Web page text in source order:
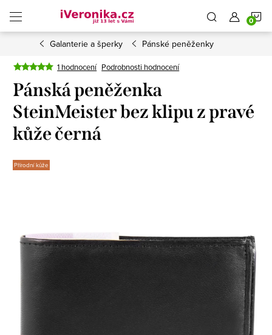
obsah
Galanterie a šperky Pánské peněženky
1 hodnocení Podrobnosti hodnocení
Pánská peněženka
SteinMeister bez klipu z pravé
kůže černá
Přírodní kůže